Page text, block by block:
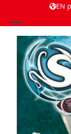
EN
Open
mobile
menu
Close
mobile
menu